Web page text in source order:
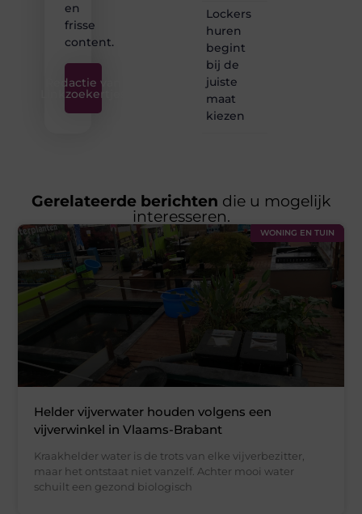
en
frisse
content.
Redactie van
Linkzoekertjes
Lockers
huren
begint
bij de
juiste
maat
kiezen
Gerelateerde berichten die u mogelijk
interesseren.
WONING EN TUIN
Helder vijverwater houden volgens een
vijverwinkel in Vlaams-Brabant
Kraakhelder water is de trots van elke vijverbezitter,
maar het ontstaat niet vanzelf. Achter mooi water
schuilt een gezond biologisch